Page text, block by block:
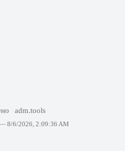
adm.tools
— 8/6/2026, 2:09:36 AM